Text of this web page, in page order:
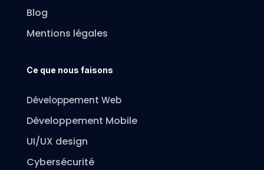
Blog
Mentions légales
Ce que nous faisons
Développement Web
Développement Mobile
UI/UX design
Cybersécurité